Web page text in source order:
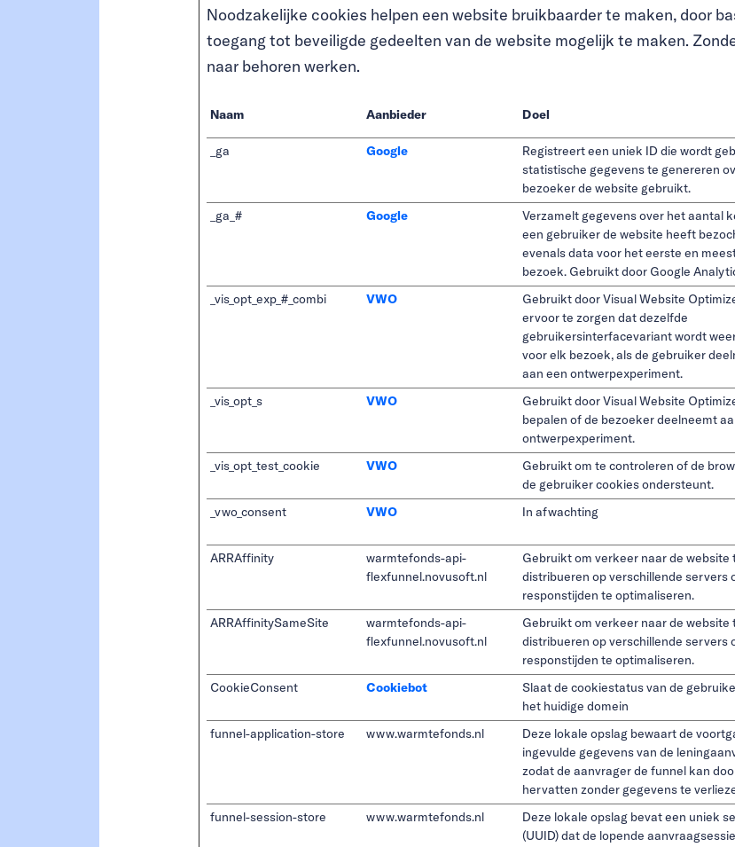
Noodzakelijke cookies helpen een website bruikbaarder te maken, door
toegang tot beveiligde gedeelten van de website mogelijk te maken.
naar behoren werken.
Naam Aanbieder Doel
_ga Google
Registreert een uniek ID die wordt
statistische gegevens te genereren
bezoeker de website gebruikt.
_ga_# Google
Verzamelt gegevens over het aantal
een gebruiker de website heeft
evenals data voor het eerste en
bezoek. Gebruikt door Google
_vis_opt_exp_#_combi VWO
Gebruikt door Visual Website
ervoor te zorgen dat dezelfde
gebruikersinterfacevariant wordt
voor elk bezoek, als de gebruiker
aan een ontwerpexperiment.
_vis_opt_s VWO
Gebruikt door Visual Website
bepalen of de bezoeker deelneemt
ontwerpexperiment.
_vis_opt_test_cookie VWO
Gebruikt om te controleren of de
de gebruiker cookies ondersteunt.
_vwo_consent
VWO In afwachting
ARRAffinity
warmtefonds-api-
flexfunnel.novusoft.nl
Gebruikt om verkeer naar de website
distribueren op verschillende servers
responstijden te optimaliseren.
ARRAffinitySameSite
warmtefonds-api-
flexfunnel.novusoft.nl
Gebruikt om verkeer naar de website
distribueren op verschillende servers
responstijden te optimaliseren.
CookieConsent Cookiebot
Slaat de cookiestatus van de
het huidige domein
funnel-application-store
www.warmtefonds.nl
Deze lokale opslag bewaart de
ingevulde gegevens van de
zodat de aanvrager de funnel kan
hervatten zonder gegevens te
funnel-session-store www.warmtefonds.nl
Deze lokale opslag bevat een uniek
(UUID) dat de lopende aanvraagsessie